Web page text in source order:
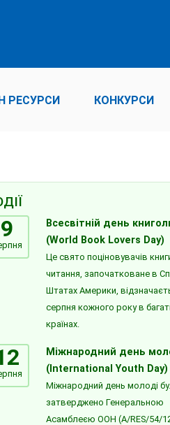
РЕСУРСИ КОНКУРСИ
9
Всесвітній день
(World Book Lovers Day)
Це свято поціновувачів
читання, започатковане в
Штатах Америки,
серпня кожного року в
країнах.
Міжнародний день
(International Youth Day)
Міжнародний день молоді
затверджено Генеральною
Асамблеєю ООН (A/RES/54/